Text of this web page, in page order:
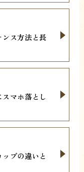
ス方法と長
マホ落とし
プの違いと